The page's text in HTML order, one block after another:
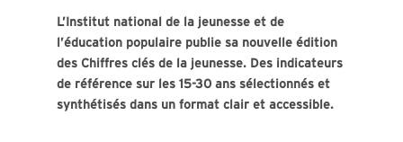
L’Institut national de la jeunesse et de
l’éducation populaire publie sa nouvelle édition
des Chiffres clés de la jeunesse. Des indicateurs
de référence sur les 15-30 ans sélectionnés et
synthétisés dans un format clair et accessible.